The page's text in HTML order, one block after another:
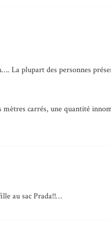
La plupart des personnes
mètres carrés, une quantité
au sac Prada!!…